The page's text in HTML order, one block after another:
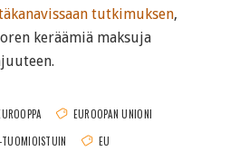
tutkimuksen,
keräämiä maksuja
EUROOPAN UNIONI
EU